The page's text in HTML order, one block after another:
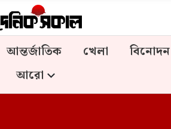
আন্তর্জাতিক খেলা বিনোদন
আরো